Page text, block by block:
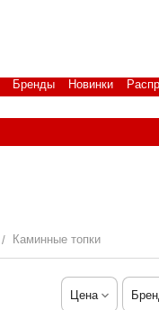
Бренды Новинки
/ Каминные топки
Цена